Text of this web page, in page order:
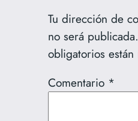
Tu dirección de
no será publicada.
obligatorios están
Comentario *